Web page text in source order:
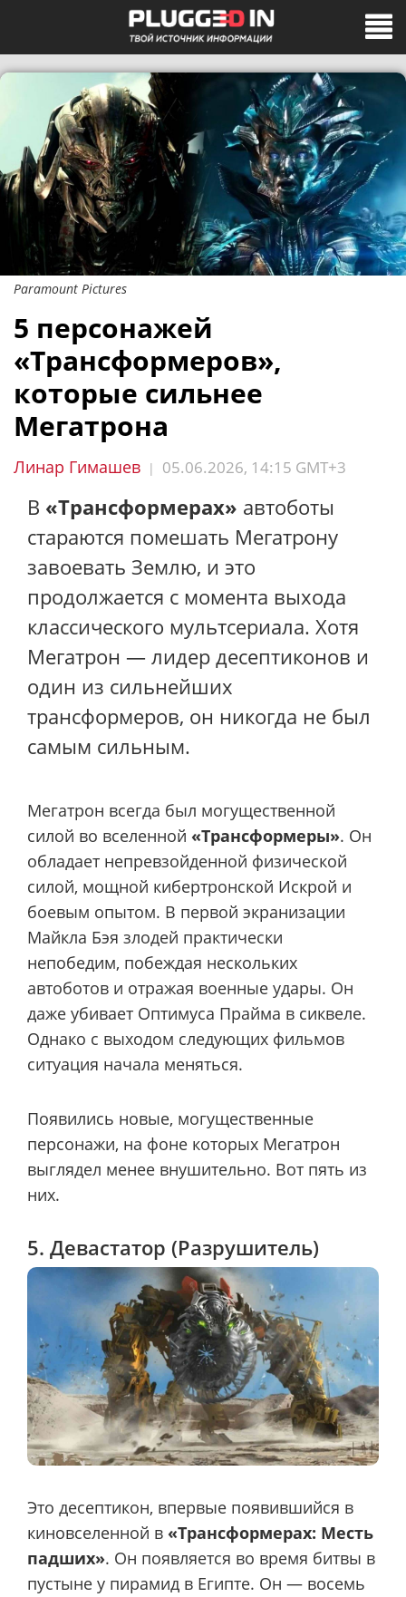
Paramount Pictures
5 персонажей
«Трансформеров»,
которые сильнее
Мегатрона
Линар Гимашев | 05.06.2026, 14:15 GMT+3
В «Трансформерах» автоботы
стараются помешать Мегатрону
завоевать Землю, и это
продолжается с момента выхода
классического мультсериала. Хотя
Мегатрон — лидер десептиконов и
один из сильнейших
трансформеров, он никогда не был
самым сильным.
Мегатрон всегда был могущественной
силой во вселенной «Трансформеры». Он
обладает непревзойденной физической
силой, мощной кибертронской Искрой и
боевым опытом. В первой экранизации
Майкла Бэя злодей практически
непобедим, побеждая нескольких
автоботов и отражая военные удары. Он
даже убивает Оптимуса Прайма в сиквеле.
Однако с выходом следующих фильмов
ситуация начала меняться.
Появились новые, могущественные
персонажи, на фоне которых Мегатрон
выглядел менее внушительно. Вот пять из
них.
5. Девастатор (Разрушитель)
Это десептикон, впервые появившийся в
киновселенной в «Трансформерах: Месть
падших». Он появляется во время битвы в
пустыне у пирамид в Египте. Он — восемь